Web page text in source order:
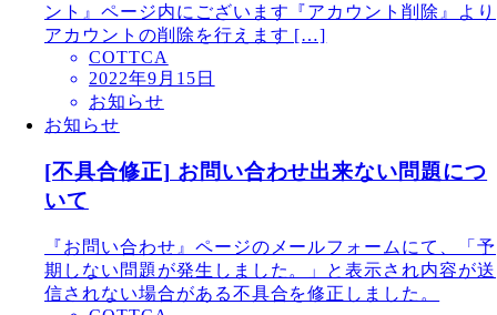
ント』ページ内にございます『アカウント削除』より
アカウントの削除を行えます […]
COTTCA
2022年9月15日
お知らせ
お知らせ
[不具合修正] お問い合わせ出来ない問題につ
いて
『お問い合わせ』ページのメールフォームにて、「予
期しない問題が発生しました。」と表示され内容が送
信されない場合がある不具合を修正しました。